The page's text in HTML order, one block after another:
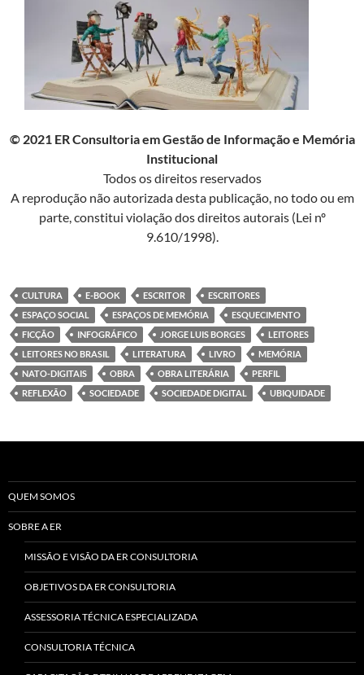
© 2021 ER Consultoria em Gestão de Informação e Memória
Institucional
Todos os direitos reservados
A reprodução não autorizada desta publicação, no todo ou em
parte, constitui violação dos direitos autorais (Lei nº
9.610/1998).
CULTURA E-BOOK ESCRITOR
ESCRITORES
ESPAÇO SOCIAL
ESPAÇOS DE MEMÓRIA
ESQUECIMENTO
FICÇÃO
INFOGRÁFICO JORGE LUIS BORGES
LEITORES
LEITORES NO BRASIL
LITERATURA LIVRO
MEMÓRIA
NATO-DIGITAIS
OBRA OBRA LITERÁRIA
PERFIL
REFLEXÃO
SOCIEDADE SOCIEDADE DIGITAL UBIQUIDADE
QUEM SOMOS
SOBRE A ER
MISSÃO E VISÃO DA ER CONSULTORIA
OBJETIVOS DA ER CONSULTORIA
ASSESSORIA TÉCNICA ESPECIALIZADA
CONSULTORIA TÉCNICA